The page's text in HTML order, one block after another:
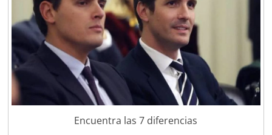
Encuentra las 7 diferencias